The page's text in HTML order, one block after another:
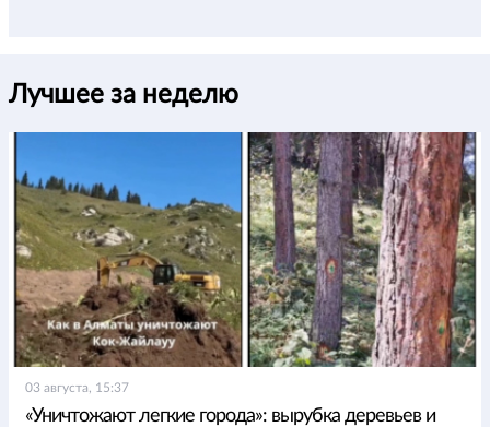
Лучшее за неделю
03 августа, 15:37
«Уничтожают легкие города»: вырубка деревьев и